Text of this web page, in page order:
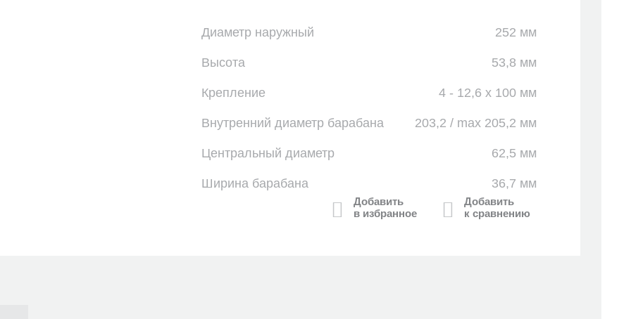
Диаметр наружный 252 мм
Высота 53,8 мм
Крепление 4 - 12,6 x 100 мм
Внутренний диаметр барабана 203,2 / max 205,2 мм
Центральный диаметр 62,5 мм
Ширина барабана 36,7 мм
Добавить
в избранное
Добавить
к сравнению